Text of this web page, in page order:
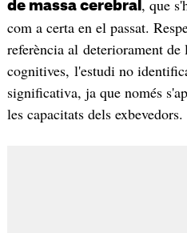
de massa cerebral , que
com a certa en el passat.
referència al deteriorament de
cognitives, l'estudi no
significativa, ja que només
les capacitats dels exbevedors.